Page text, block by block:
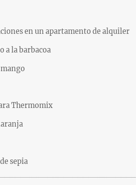
en un apartamento de alquiler
a la barbacoa
Thermomix
sepia